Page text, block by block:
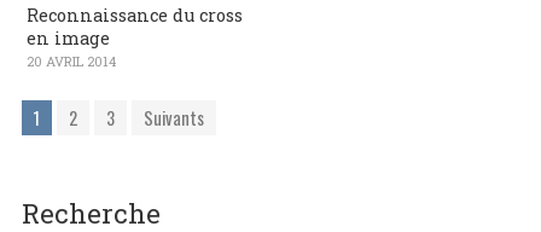
Reconnaissance du cross
en image
20 AVRIL 2014
1 2 3 Suivants
Recherche